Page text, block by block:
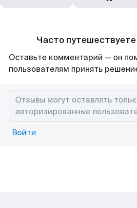
Часто
Оставьте комментарий — он
пользователям принять
Войти